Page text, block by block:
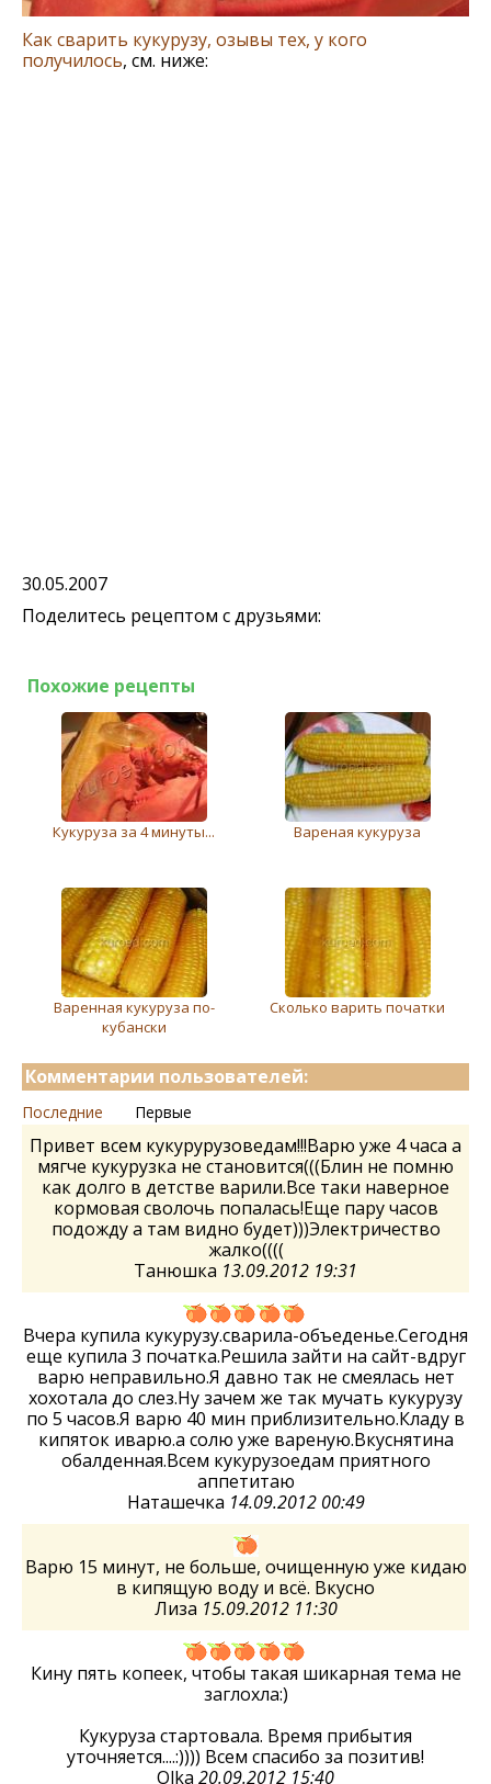
Как сварить кукурузу, озывы тех, у кого
получилось, см. ниже:
30.05.2007
Поделитесь рецептом с друзьями:
Похожие рецепты
Кукуруза за 4 минуты... Вареная кукуруза
Варенная кукуруза по-
кубански
Сколько варить початки
Комментарии пользователей:
Последние Первые
Привет всем кукурурузоведам!!!Варю уже 4 часа а
мягче кукурузка не становится(((Блин не помню
как долго в детстве варили.Все таки наверное
кормовая сволочь попалась!Еще пару часов
подожду а там видно будет)))Электричество
жалко((((
Танюшка 13.09.2012 19:31
Вчера купила кукурузу.сварила-объеденье.Сегодня
еще купила 3 початка.Решила зайти на сайт-вдруг
варю неправильно.Я давно так не смеялась нет
хохотала до слез.Ну зачем же так мучать кукурузу
по 5 часов.Я варю 40 мин приблизительно.Кладу в
кипяток иварю.а солю уже вареную.Вкуснятина
обалденная.Всем кукурузоедам приятного
аппетитаю
Наташечка 14.09.2012 00:49
Варю 15 минут, не больше, очищенную уже кидаю
в кипящую воду и всё. Вкусно
Лиза 15.09.2012 11:30
Кину пять копеек, чтобы такая шикарная тема не
заглохла:)
Кукуруза стартовала. Время прибытия
уточняется....:)))) Всем спасибо за позитив!
Olka 20.09.2012 15:40